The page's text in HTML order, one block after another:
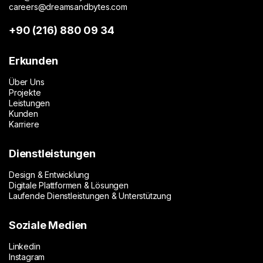
abgestimmt sind, über die das Nutzerkonto mit den
Funktionen verbunden wird.
careers@dreamsandbytes.com
+90 (216) 880 09 34
Erkunden
Über Uns
Projekte
Leistungen
Kunden
Karriere
Dienstleistungen
Design & Entwicklung
Digitale Plattformen & Lösungen
Laufende Dienstleistungen & Unterstützung
Soziale Medien
Linkedin
Instagram